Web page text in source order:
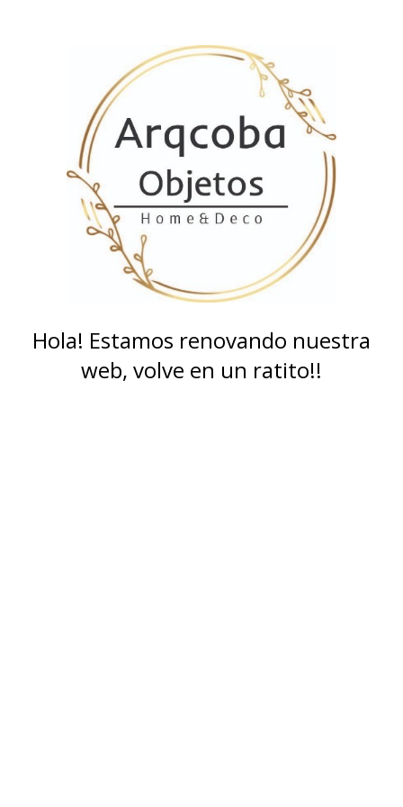
Hola! Estamos renovando nuestra
web, volve en un ratito!!